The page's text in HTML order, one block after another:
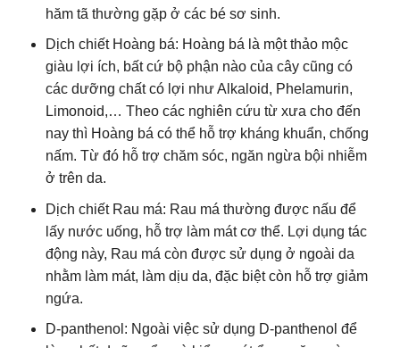
hăm tã thường gặp ở các bé sơ sinh.
Dịch chiết Hoàng bá: Hoàng bá là một thảo mộc
giàu lợi ích, bất cứ bộ phận nào của cây cũng có
các dưỡng chất có lợi như Alkaloid, Phelamurin,
Limonoid,… Theo các nghiên cứu từ xưa cho đến
nay thì Hoàng bá có thể hỗ trợ kháng khuẩn, chống
nấm. Từ đó hỗ trợ chăm sóc, ngăn ngừa bội nhiễm
ở trên da.
Dịch chiết Rau má: Rau má thường được nấu để
lấy nước uống, hỗ trợ làm mát cơ thể. Lợi dụng tác
động này, Rau má còn được sử dụng ở ngoài da
nhằm làm mát, làm dịu da, đặc biệt còn hỗ trợ giảm
ngứa.
D-panthenol: Ngoài việc sử dụng D-panthenol để